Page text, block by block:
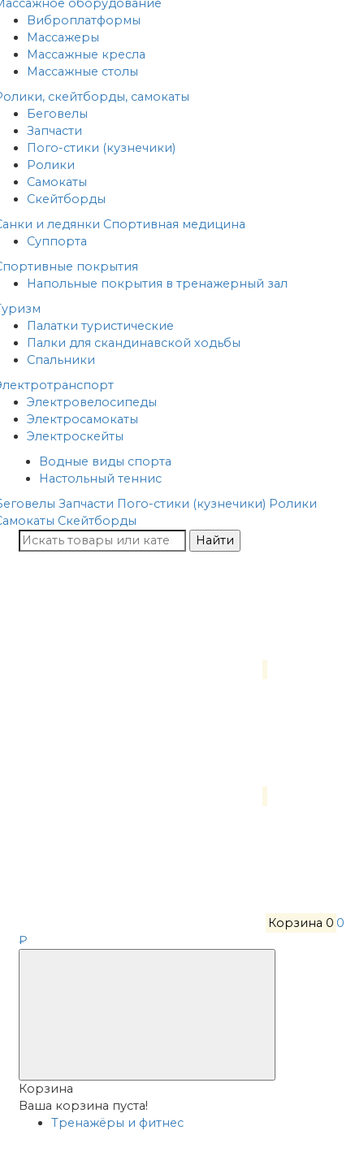
оборудование
Виброплатформы
Массажеры
Массажные кресла
Массажные столы
скейтборды, самокаты
Беговелы
Запчасти
Пого-стики (кузнечики)
Ролики
Самокаты
Скейтборды
и ледянки Спортивная медицина
Суппорта
покрытия
Напольные покрытия в тренажерный зал
Палатки туристические
Палки для скандинавской ходьбы
Спальники
Электровелосипеды
Электросамокаты
Электроскейты
Водные виды спорта
Настольный теннис
Запчасти Пого-стики (кузнечики) Ролики
Скейтборды
Найти
Корзина 0 0
₽
Корзина
Ваша корзина пуста!
Тренажёры и фитнес